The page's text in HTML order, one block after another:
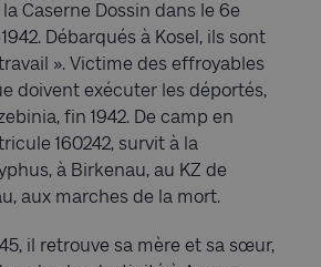
Caserne Dossin dans le 6e
Débarqués à Kosel, ils sont
». Victime des effroyables
doivent exécuter les déportés,
fin 1942. De camp en
160242, survit à la
à Birkenau, au KZ de
aux marches de la mort.
il retrouve sa mère et sa sœur,